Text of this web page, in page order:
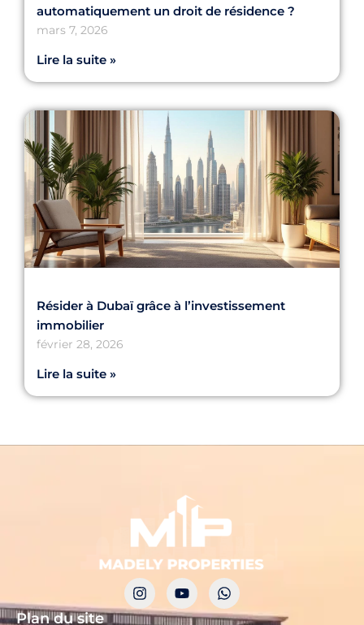
automatiquement un droit de résidence ?
mars 7, 2026
Lire la suite »
Résider à Dubaï grâce à l’investissement
immobilier
février 28, 2026
Lire la suite »
Plan du site